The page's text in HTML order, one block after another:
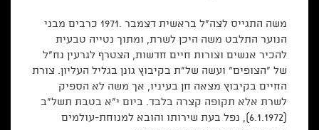
משה התגייס לצה"ל בראשית דצמבר .1971 כרבים מבני
הנוער התלבט משה היכן לשרת, ומתוך נטייה טבעית
להכיר אנשים וצורות חיים חדשות, הצטרף לגרעין נח"ל
של "הצופים" ועשה של"ת בקיבוץ גונן בגליל העליון. צורת
החיים בקיבוץ מצאה חן בעיניו, אך משה לא הספיק
לשרת אלא תקופה קצרה בלבד. ביום י"א בטבת תשל"ב
(6.1.1972), נפל בעת שירותו והובא למנוחת-עולמים